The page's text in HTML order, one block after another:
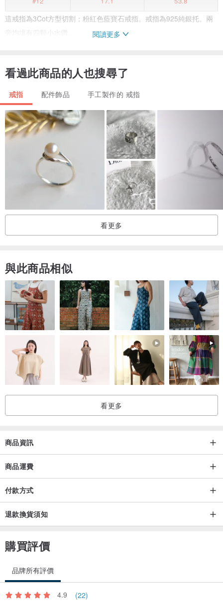
這戒指為3Cot方型切割；粉紅色藍寶石戒指。戒指為925純銀托。兩
旁均壤有四顆小水鑽。
閱讀更多
看過此商品的人也搜尋了
戒指 配件飾品 手工製作的 戒指
看更多
與此商品相似
看更多
商品資訊
商品運費
付款方式
退款換貨須知
購買評價
品牌所有評價
4.9 (22)